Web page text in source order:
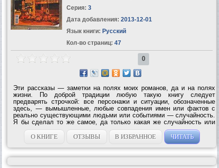
Серия: 3
Дата добавления: 2013-12-01
Язык книги: Русский
Кол-во страниц: 47
0
Эти рассказы — заметки на полях моих романов, да и на полях
жизни. По доброй традиции любую такую книгу следует
предварять строчкой: все персонажи и ситуации, обозначенные
здесь, — вымышленные, любые совпадения имен или фактов с
реально существующими людьми или событиями — случайность.
Я бы сделал то же самое, да только какая же случайность или
совпадение. Всё правда. Или почти всё. Мастер...
О КНИГЕ
ОТЗЫВЫ В ИЗБРАННОЕ ЧИТАТЬ